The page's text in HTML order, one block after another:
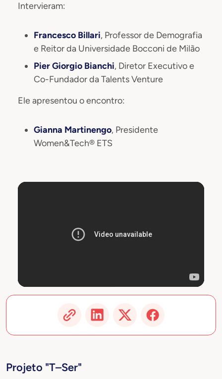
Intervieram:
Francesco Billari, Professor de Demografia
e Reitor da Universidade Bocconi de Milão
Pier Giorgio Bianchi, Diretor Executivo e
Co-Fundador da Talents Venture
Ele apresentou o encontro:
Gianna Martinengo, Presidente
Women&Tech® ETS
Projeto "T–Ser"